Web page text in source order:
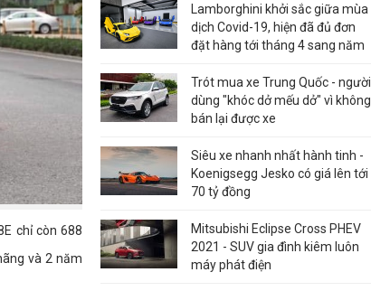
chỉ còn 688
và 2 năm
Lamborghini khởi sắc giữa mùa
dịch Covid-19, hiện đã đủ đơn
đặt hàng tới tháng 4 sang năm
Trót mua xe Trung Quốc - người
dùng "khóc dở mếu dở" vì không
bán lại được xe
Siêu xe nhanh nhất hành tinh -
Koenigsegg Jesko có giá lên tới
70 tỷ đồng
Mitsubishi Eclipse Cross PHEV
2021 - SUV gia đình kiêm luôn
máy phát điện